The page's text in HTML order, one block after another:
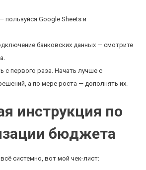
пользуйся Google Sheets и
банковских данных — смотрите
с первого раза. Начать лучше с
а по мере роста — дополнять их.
инструкция по
бюджета
системно, вот мой чек-лист: